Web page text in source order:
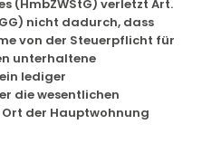
(HmbZWStG) verletzt Art.
nicht dadurch, dass
von der Steuerpflicht für
unterhaltene
lediger
die wesentlichen
der Hauptwohnung